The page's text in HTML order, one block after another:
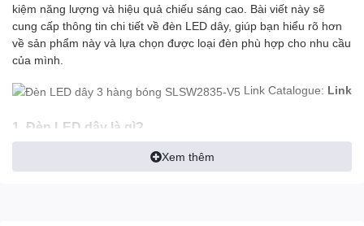
kiệm năng lượng và hiệu quả chiếu sáng cao. Bài viết này sẽ
cung cấp thông tin chi tiết về đèn LED dây, giúp bạn hiểu rõ hơn
về sản phẩm này và lựa chọn được loại đèn phù hợp cho nhu cầu
của mình.
Link Catalogue: Link
1. Đèn LED dây là gì?
Đèn LED dây là loại đèn chiếu sáng được cấu tạo bởi nhiều bóng
LED nhỏ được gắn trên một dải dây dẫn điện. Dải dây này có thể
Xem thêm